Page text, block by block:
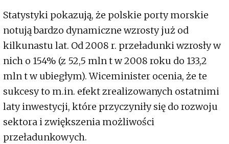
Statystyki pokazują, że polskie porty morskie
notują bardzo dynamiczne wzrosty już od
kilkunastu lat. Od 2008 r. przeładunki wzrosły w
nich o 154% (z 52,5 mln t w 2008 roku do 133,2
mln t w ubiegłym). Wiceminister ocenia, że te
sukcesy to m.in. efekt zrealizowanych ostatnimi
laty inwestycji, które przyczyniły się do rozwoju
sektora i zwiększenia możliwości
przeładunkowych.